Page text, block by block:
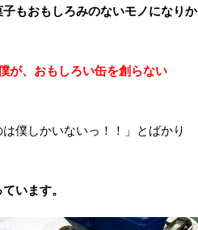
もおもしろみのないモノになりか
が、おもしろい缶を創らない
僕しかいないっ！！」とばかり
います。